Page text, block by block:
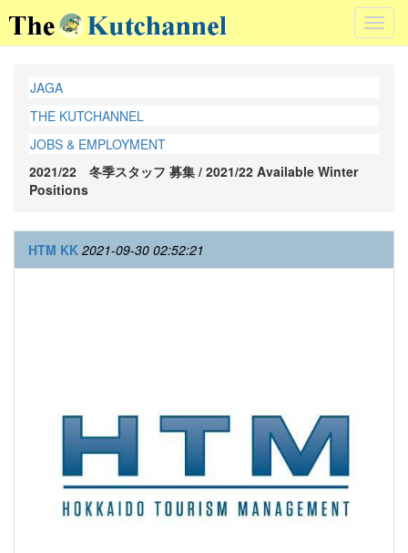
JAGA
THE KUTCHANNEL
JOBS & EMPLOYMENT
2021/22 冬季スタッフ 募集 / 2021/22 Available Winter
Positions
HTM KK 2021-09-30 02:52:21